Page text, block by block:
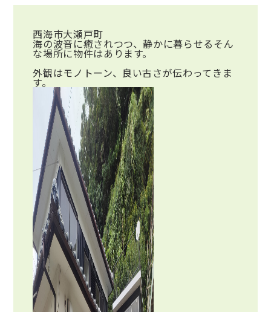
西海市大瀬戸町
海の波音に癒されつつ、静かに暮らせるそん
な場所に物件はあります。
外観はモノトーン、良い古さが伝わってきま
す。